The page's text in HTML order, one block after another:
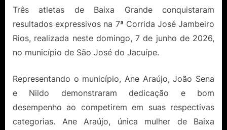
Catureba
Três atletas de Baixa Grande conquistaram
resultados expressivos na 7ª Corrida José Jambeiro
Rios, realizada neste domingo, 7 de junho de 2026,
no município de São José do Jacuípe.
Representando o município, Ane Araújo, João Sena
e Nildo demonstraram dedicação e bom
desempenho ao competirem em suas respectivas
categorias. Ane Araújo, única mulher de Baixa